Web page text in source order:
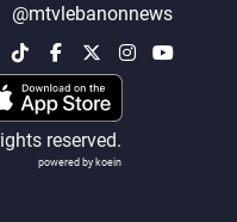
@mtvlebanonnews
reserved.
powered by koein